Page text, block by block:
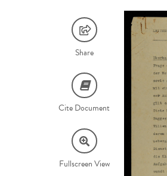
Share
Cite Document
Fullscreen View